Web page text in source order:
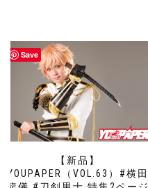
Save
【新品】
YOUPAPER（VOL.63）#横田